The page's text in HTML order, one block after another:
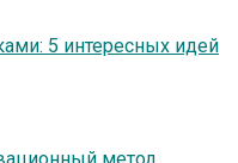
5 интересных идей